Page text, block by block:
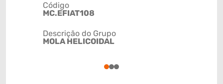
Código
MC.EFIAT108
Descrição do Grupo
MOLA HELICOIDAL
123